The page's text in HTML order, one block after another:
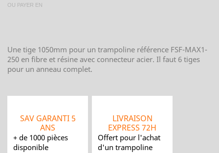
OU PAYER EN
Une tige 1050mm pour un trampoline référence FSF-MAX1-
250 en fibre et résine avec connecteur acier. Il faut 6 tiges
pour un anneau complet.
SAV GARANTI 5
ANS
+ de 1000 pièces
disponible
LIVRAISON
EXPRESS 72H
Offert pour l'achat
d'un trampoline